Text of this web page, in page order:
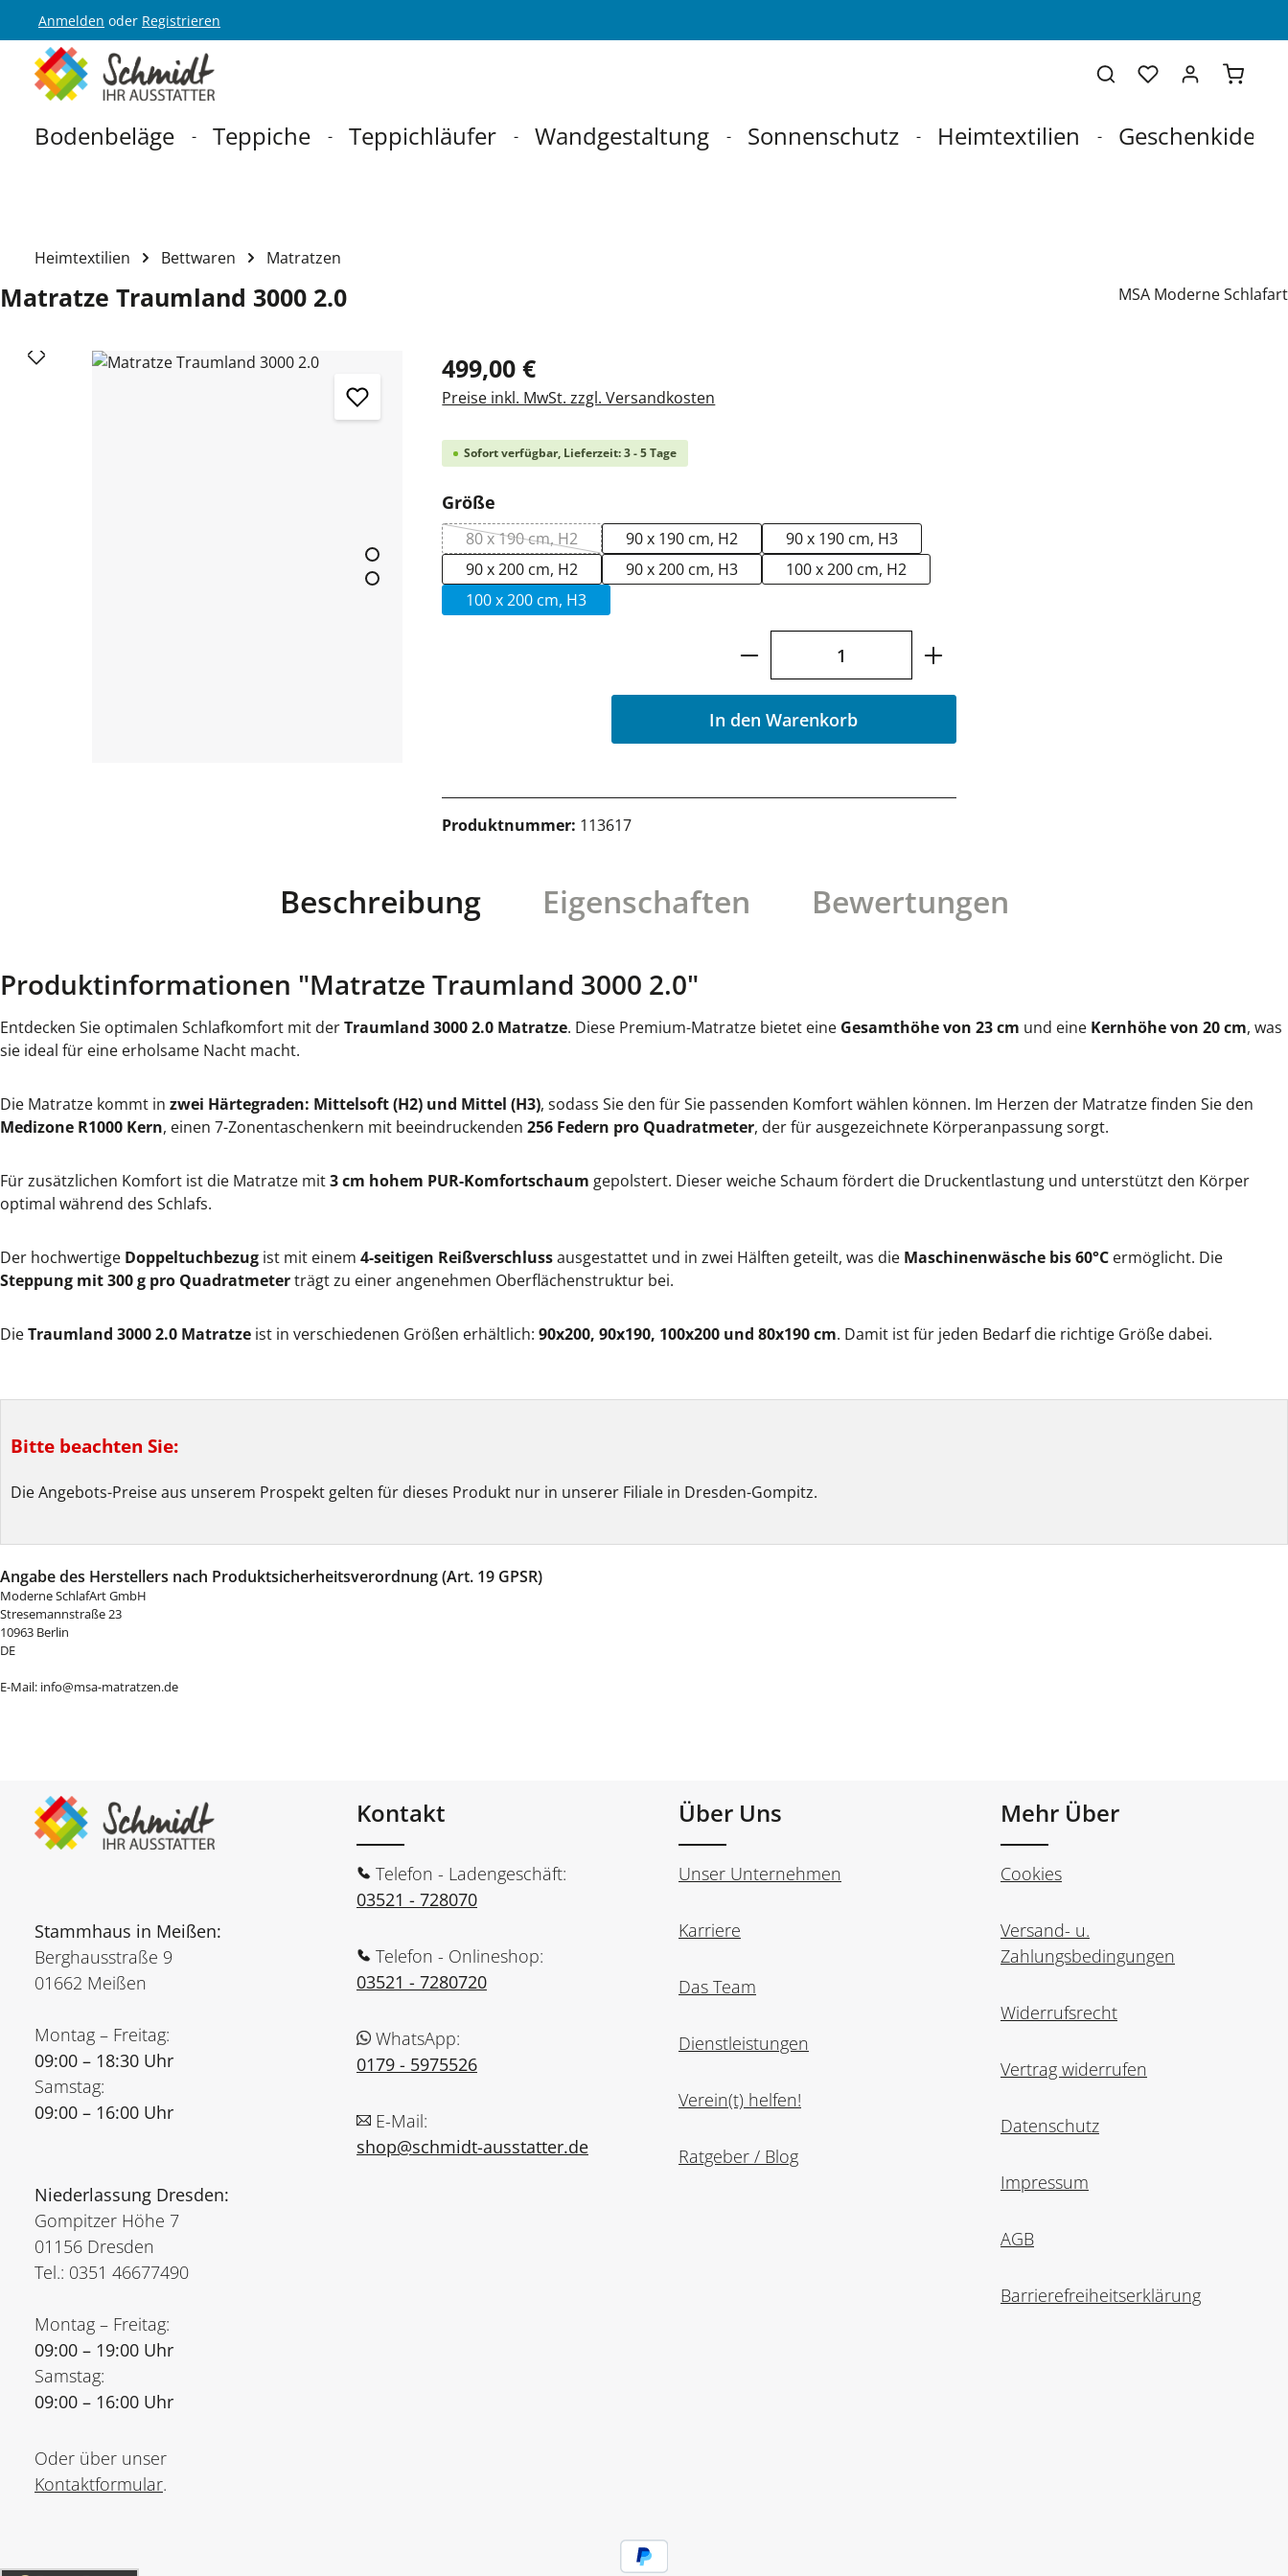
Hauptnavigation springen
Anmelden oder Registrieren
Bodenbeläge Teppiche Teppichläufer Wandgestaltung Sonnenschutz Heimtextilien Geschenkideen
Heimtextilien Bettwaren Matratzen
Matratze Traumland 3000 2.0 MSA Moderne Schlafart
Bildergalerie überspringen 499,00 €
Preise inkl. MwSt. zzgl. Versandkosten
Sofort verfügbar, Lieferzeit: 3 - 5 Tage
Größe
80 x 190 cm, H2(Diese Option ist zurzeit nicht verfügbar.)
90 x 190 cm, H2
90 x 190 cm, H3
90 x 200 cm, H2
90 x 200 cm, H3
100 x 200 cm, H2
100 x 200 cm, H3
Produkt Anzahl: Gib den gewünschten Wert ein
In den Warenkorb
Produktnummer: 113617
Beschreibung Eigenschaften Bewertungen
Produktinformationen "Matratze Traumland 3000 2.0"
Entdecken Sie optimalen Schlafkomfort mit derTraumland 3000 2.0 Matratze. Diese Premium-Matratze bietet eine Gesamthöhe von 23 cm und eine Kernhöhe von 20 cm, was
sie ideal für eine erholsame Nacht macht.
Die Matratze kommt in zwei Härtegraden: Mittelsoft (H2) und Mittel (H3), sodass Sie den für Sie passenden Komfort wählen können. Im Herzen der Matratze finden Sie den
Medizone R1000 Kern, einen 7-Zonentaschenkern mit beeindruckenden 256 Federn pro Quadratmeter, der für ausgezeichnete Körperanpassung sorgt.
Für zusätzlichen Komfort ist die Matratze mit3 cm hohem PUR-Komfortschaum gepolstert. Dieser weiche Schaum fördert die Druckentlastung und unterstützt den Körper
optimal während des Schlafs.
Der hochwertige Doppeltuchbezug ist mit einem 4-seitigen Reißverschlussausgestattet und in zwei Hälften geteilt, was die Maschinenwäsche bis 60°C ermöglicht. Die
Steppung mit 300 g pro Quadratmeterträgt zu einer angenehmen Oberflächenstruktur bei.
DieTraumland 3000 2.0 Matratze ist in verschiedenen Größen erhältlich: 90x200, 90x190, 100x200 und 80x190 cm. Damit ist für jeden Bedarf die richtige Größe dabei.
Bitte beachten Sie:
Die Angebots-Preise aus unserem Prospekt gelten für dieses Produkt nur in unserer Filiale in Dresden-Gompitz.
Angabe des Herstellers nach Produktsicherheitsverordnung (Art. 19 GPSR)
Moderne SchlafArt GmbH
Stresemannstraße 23
10963 Berlin
DE
E-Mail: info@msa-matratzen.de
Stammhaus in Meißen:
Berghausstraße 9
01662 Meißen
Montag – Freitag:
09:00 – 18:30 Uhr
Samstag:
09:00 – 16:00 Uhr
Niederlassung Dresden:
Gompitzer Höhe 7
01156 Dresden
Tel.: 0351 46677490
Montag – Freitag:
09:00 – 19:00 Uhr
Samstag:
09:00 – 16:00 Uhr
Oder über unser
Kontaktformular.
Kontakt
Telefon - Ladengeschäft:
03521 - 728070
Telefon - Onlineshop:
03521 - 7280720
WhatsApp:
0179 - 5975526
E-Mail:
shop@schmidt-ausstatter.de
Über Uns
Unser Unternehmen
Karriere
Das Team
Dienstleistungen
Verein(t) helfen!
Ratgeber / Blog
Mehr Über
Cookies
Versand- u.
Zahlungsbedingungen
Widerrufsrecht
Vertrag widerrufen
Datenschutz
Impressum
AGB
Barrierefreiheitserklärung